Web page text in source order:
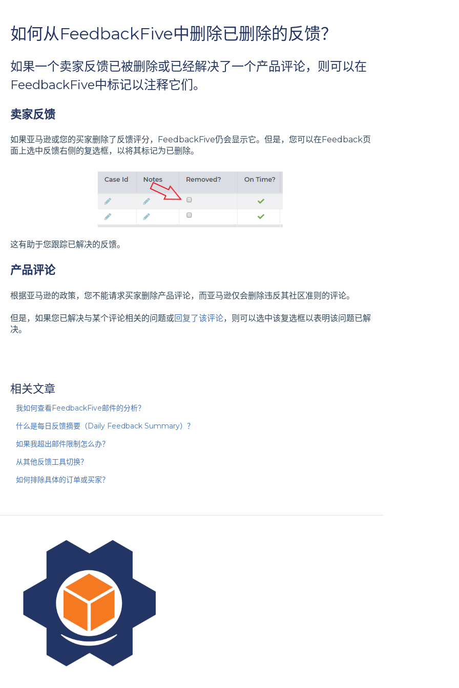
如何从FeedbackFive中删除已删除的反馈？
如果一个卖家反馈已被删除或已经解决了一个产品评论，则可以在
FeedbackFive中标记以注释它们。
卖家反馈
如果亚马逊或您的买家删除了反馈评分，FeedbackFive仍会显示它。但是，您可以在Feedback页
面上选中反馈右侧的复选框，以将其标记为已删除。
这有助于您跟踪已解决的反馈。
产品评论
根据亚马逊的政策，您不能请求买家删除产品评论，而亚马逊仅会删除违反其社区准则的评论。
但是，如果您已解决与某个评论相关的问题或回复了该评论，则可以选中该复选框以表明该问题已解
决。
相关文章
我如何查看FeedbackFive邮件的分析？
什么是每日反馈摘要（Daily Feedback Summary）？
如果我超出邮件限制怎么办？
从其他反馈工具切换？
如何排除具体的订单或买家？